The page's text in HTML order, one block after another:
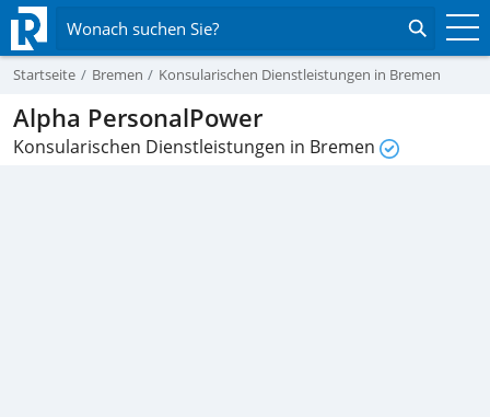
Wonach suchen Sie?
Startseite Bremen Konsularischen Dienstleistungen in Bremen
Alpha PersonalPower
Konsularischen Dienstleistungen in Bremen